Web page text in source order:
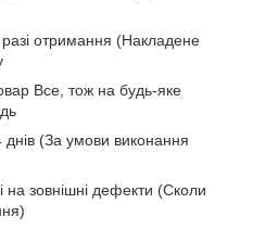
отримання (Накладене
Все, тож на будь-яке
(За умови виконання
зовнішні дефекти (Сколи